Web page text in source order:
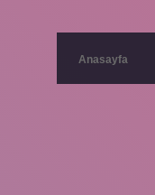
Anasayfa